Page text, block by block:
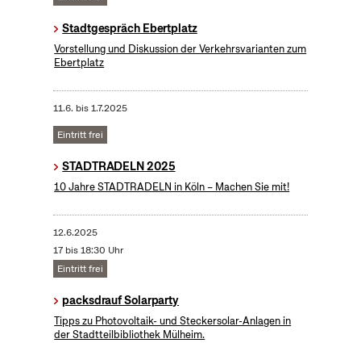
Stadtgespräch Ebertplatz
Vorstellung und Diskussion der Verkehrsvarianten zum
Ebertplatz
11.6. bis1.7.2025
Eintritt frei
STADTRADELN 2025
10 Jahre STADTRADELN in Köln – Machen Sie mit!
12.6.2025
17 bis 18:30 Uhr
Eintritt frei
packsdrauf Solarparty
Tipps zu Photovoltaik- und Steckersolar-Anlagen in
der Stadtteilbibliothek Mülheim.